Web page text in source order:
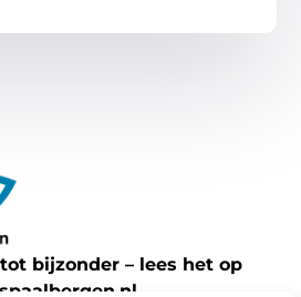
bijzonder – lees het op